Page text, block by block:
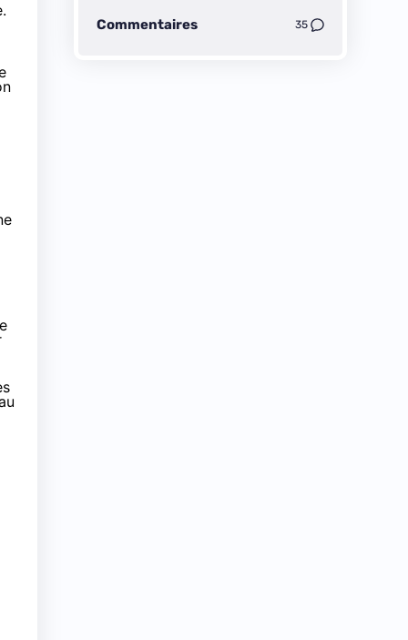
Commentaires 35